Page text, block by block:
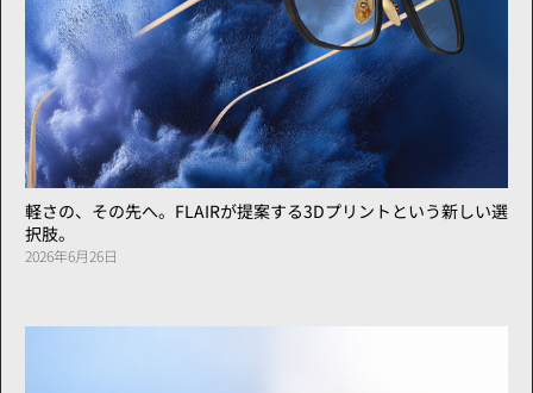
軽さの、その先へ。FLAIRが提案する3Dプリントという新しい選
択肢。
2026年6月26日